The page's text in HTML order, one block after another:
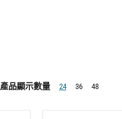
產品顯示數量 24 36 48